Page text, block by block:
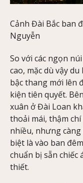
Cảnh Đài Bắc ban
Nguyễn
So với các ngọn
cao, mặc dù vậy
bậc thang mới lên
kiện tiên quyết.
xuân ở Đài Loan
thoải mái, thậm
nhiều, nhưng
biệt là vào ban
chuẩn bị sẵn chiếc
thiết.